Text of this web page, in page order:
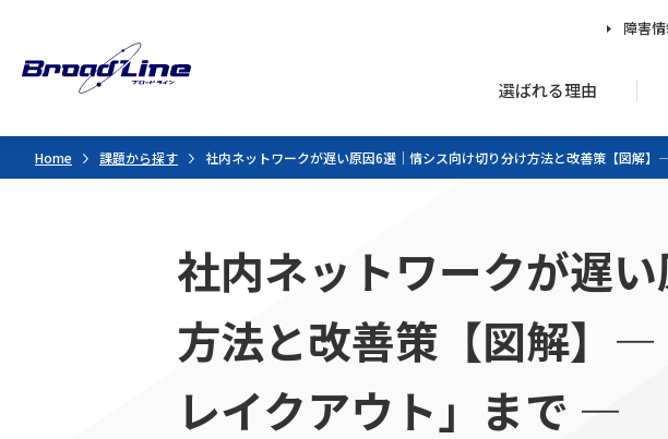
障害
選ばれる理由
Home 課題から探す 社内ネットワークが遅い原因6選｜情シス向け切り分け方法と改善策【図解
社内ネットワークが遅
方法と改善策【図解】
レイクアウト」まで —